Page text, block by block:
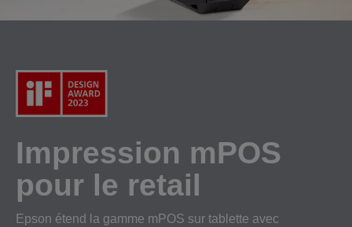
Impression mPOS
pour le retail
Epson étend la gamme mPOS sur tablette avec